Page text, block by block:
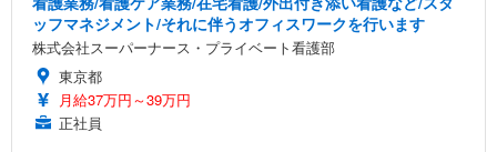
ッフマネジメント/それに伴うオフィスワークを行います
株式会社スーパーナース・プライベート看護部
東京都
月給37万円～39万円
正社員